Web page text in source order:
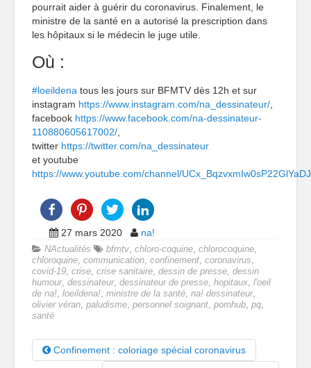
pourrait aider à guérir du coronavirus. Finalement, le
ministre de la santé en a autorisé la prescription dans
les hôpitaux si le médecin le juge utile.
Où :
#loeildena tous les jours sur BFMTV dès 12h et sur
instagram https://www.instagram.com/na_dessinateur/,
facebook https://www.facebook.com/na-dessinateur-
110880605617002/,
twitter https://twitter.com/na_dessinateur
et youtube
https://www.youtube.com/channel/
27 mars 2020 na!
NActualités bfmtv, chloro-coquine, chlorocoquine,
chloroquine, communication, confinement, coronavirus,
covid-19, crise, crise sanitaire, dessin de presse, dessin
humour, dessinateur, dessinateur de presse, hopitaux, l'oeil
de na!, loeildena!, ministre de la santé, na! dessinateur,
olivier véran, paludisme, personnel soignant, pornhub, pq,
santé
Confinement : coloriage spécial coronavirus